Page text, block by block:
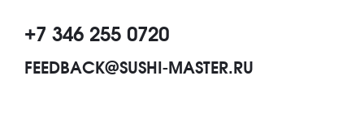
+7 346 255 0720
FEEDBACK@SUSHI-MASTER.RU